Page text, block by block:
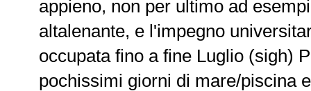
appieno, non per ultimo ad
altalenante, e l'impegno
occupata fino a fine Luglio (sigh)
pochissimi giorni di mare/piscina